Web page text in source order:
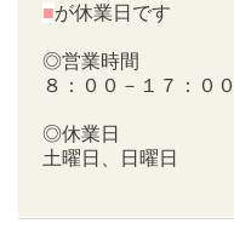
■が休業日です
◎営業時間
８：００－１７：００
◎休業日
土曜日、日曜日